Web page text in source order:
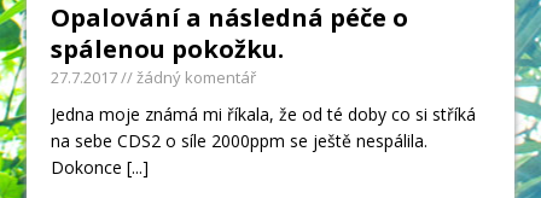
Opalování a následná péče o
spálenou pokožku.
27.7.2017// žádný komentář
Jedna moje známá mi říkala, že od té doby co si stříká
na sebe CDS2 o síle 2000ppm se ještě nespálila.
Dokonce[...]